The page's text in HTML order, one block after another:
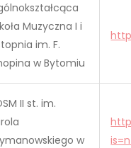
Muzyczna I i
im. F.
w Bytomiu
II st. im.
w